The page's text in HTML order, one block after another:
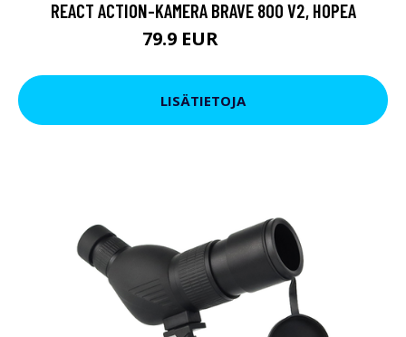
REACT ACTION-KAMERA BRAVE 800 V2, HOPEA
79.9 EUR
LISÄTIETOJA